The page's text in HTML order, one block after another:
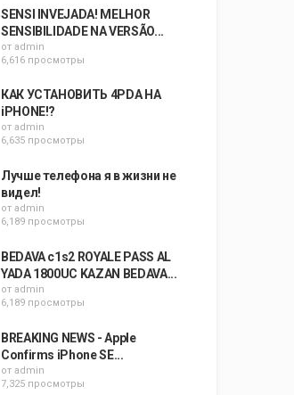
SENSI INVEJADA! MELHOR
SENSIBILIDADE NA VERSÃO...
от admin
6,616 просмотры
КАК УСТАНОВИТЬ 4PDA НА
iPHONE!?
от admin
6,635 просмотры
Лучше телефона я в жизни не
видел!
от admin
6,189 просмотры
BEDAVA c1s2 ROYALE PASS AL
YADA 1800UC KAZAN BEDAVA...
от admin
6,189 просмотры
BREAKING NEWS - Apple
Confirms iPhone SE...
от admin
7,325 просмотры